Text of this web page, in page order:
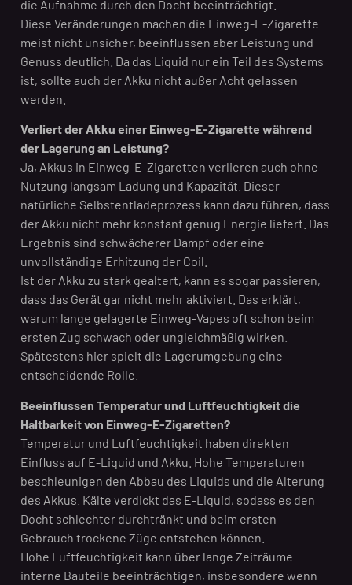
die Aufnahme durch den Docht beeinträchtigt.
Diese Veränderungen machen die Einweg-E-Zigarette
meist nicht unsicher, beeinflussen aber Leistung und
Genuss deutlich. Da das Liquid nur ein Teil des Systems
ist, sollte auch der Akku nicht außer Acht gelassen
werden.
Verliert der Akku einer Einweg-E-Zigarette während
der Lagerung an Leistung?
Ja, Akkus in Einweg-E-Zigaretten verlieren auch ohne
Nutzung langsam Ladung und Kapazität. Dieser
natürliche Selbstentladeprozess kann dazu führen, dass
der Akku nicht mehr konstant genug Energie liefert. Das
Ergebnis sind schwächerer Dampf oder eine
unvollständige Erhitzung der Coil.
Ist der Akku zu stark gealtert, kann es sogar passieren,
dass das Gerät gar nicht mehr aktiviert. Das erklärt,
warum lange gelagerte Einweg-Vapes oft schon beim
ersten Zug schwach oder ungleichmäßig wirken.
Spätestens hier spielt die Lagerumgebung eine
entscheidende Rolle.
Beeinflussen Temperatur und Luftfeuchtigkeit die
Haltbarkeit von Einweg-E-Zigaretten?
Temperatur und Luftfeuchtigkeit haben direkten
Einfluss auf E-Liquid und Akku. Hohe Temperaturen
beschleunigen den Abbau des Liquids und die Alterung
des Akkus. Kälte verdickt das E-Liquid, sodass es den
Docht schlechter durchtränkt und beim ersten
Gebrauch trockene Züge entstehen können.
Hohe Luftfeuchtigkeit kann über lange Zeiträume
interne Bauteile beeinträchtigen, insbesondere wenn